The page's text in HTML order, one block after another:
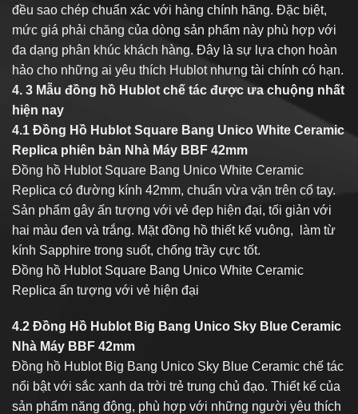
đều sao chép chuẩn xác với hàng chính hãng. Đặc biệt,
mức giá phải chăng của dòng sản phẩm này phù hợp với
đa dạng phân khúc khách hàng. Đây là sự lựa chọn hoàn
hảo cho những ai yêu thích Hublot nhưng tài chính có hạn.
4. 3 Mẫu đồng hồ Hublot chế tác được ưa chuộng nhất
hiện nay
4.1 Đồng Hồ Hublot Square Bang Unico White Ceramic
Replica phiên bản Nhà Máy BBF 42mm
Đồng hồ Hublot Square Bang Unico White Ceramic
Replica có đường kính 42mm, chuẩn vừa vặn trên cổ tay.
Sản phẩm gây ấn tượng với vẻ đẹp hiện đại, tối giản với
hai màu đen và trắng. Mặt đồng hồ thiết kế vuông, làm từ
kính Sapphire trong suốt, chống trầy cực tốt.
Đồng hồ Hublot Square Bang Unico White Ceramic
Replica ấn tượng với vẻ hiện đại
4.2 Đồng Hồ Hublot Big Bang Unico Sky Blue Ceramic
Nhà Máy BBF 42mm
Đồng hồ Hublot Big Bang Unico Sky Blue Ceramic chế tác
nổi bật với sắc xanh da trời trẻ trung chủ đạo. Thiết kế của
sản phẩm năng động, phù hợp với những người yêu thích